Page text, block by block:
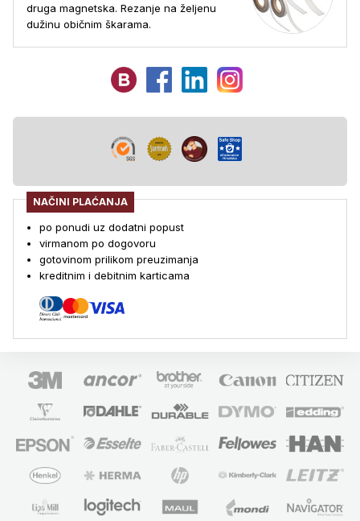
druga magnetska. Rezanje na željenu
dužinu običnim škarama.
NAČINI PLAĆANJA
po ponudi uz dodatni popust
virmanom po dogovoru
gotovinom prilikom preuzimanja
kreditnim i debitnim karticama